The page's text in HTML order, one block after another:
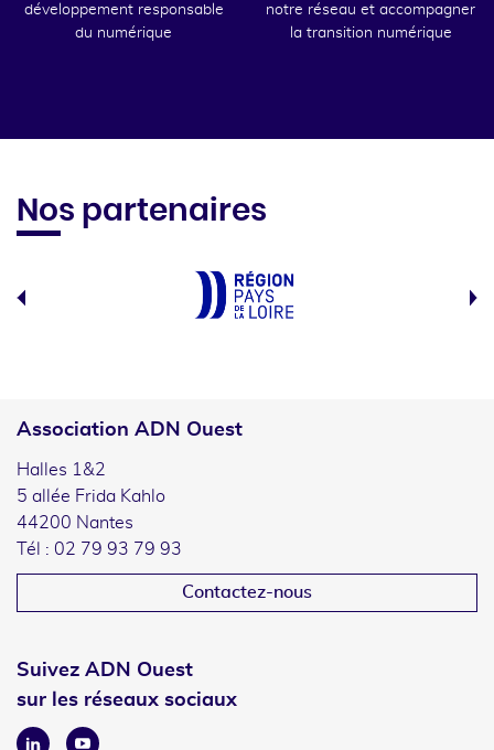
développement responsable
du numérique
notre réseau et accompagner
la transition numérique
Nos partenaires
Association ADN Ouest
Halles 1&2
5 allée Frida Kahlo
44200 Nantes
Tél : 02 79 93 79 93
Contactez-nous
Suivez ADN Ouest
sur les réseaux sociaux